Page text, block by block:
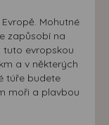
Mohutné
zapůsobí na
tuto evropskou
a v některých
túře budete
moři a plavbou